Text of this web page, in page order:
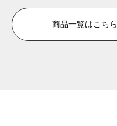
商品一覧はこちら